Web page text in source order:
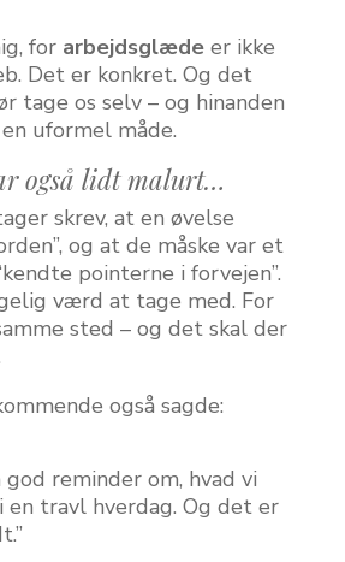
for arbejdsglædeer ikke
Det er konkret. Og det
tage os selv – og hinanden
uformel måde.
også lidt malurt…
skrev, at en øvelse
og at de måske var et
pointerne i forvejen”.
værd at tage med. For
sted – og det skal der
også sagde:
god reminder om, hvad vi
en travl hverdag. Og det er